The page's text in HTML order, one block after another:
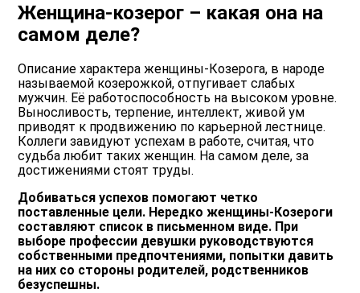
Женщина-козерог – какая она на
самом деле?
Описание характера женщины-Козерога, в народе
называемой козерожкой, отпугивает слабых
мужчин. Её работоспособность на высоком уровне.
Выносливость, терпение, интеллект, живой ум
приводят к продвижению по карьерной лестнице.
Коллеги завидуют успехам в работе, считая, что
судьба любит таких женщин. На самом деле, за
достижениями стоят труды.
Добиваться успехов помогают четко
поставленные цели. Нередко женщины-Козероги
составляют список в письменном виде. При
выборе профессии девушки руководствуются
собственными предпочтениями, попытки давить
на них со стороны родителей, родственников
безуспешны.